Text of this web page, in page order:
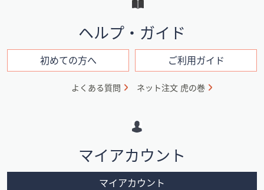
ン
ン
ヘルプ・ガイド
初めての方へ ご利用ガイド
よくある質問 ネット注文 虎の巻
マイアカウント
マイアカウント